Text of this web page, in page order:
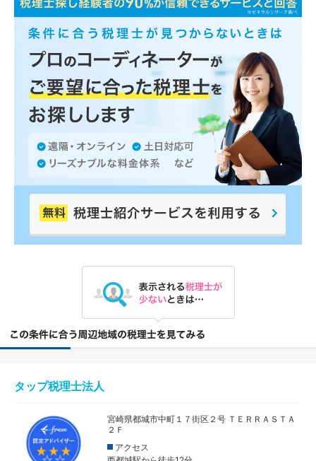
タップ税理士法人
宮崎県都城市中町１７街区２号 ＴＥＲＲＡＳＴＡ
２Ｆ
アクセス